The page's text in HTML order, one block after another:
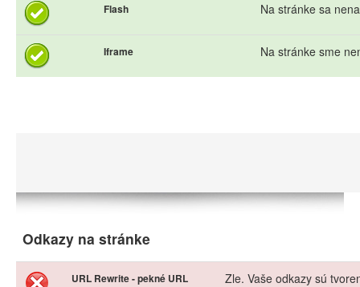
Flash Na stránke sa
Iframe Na stránke sme
Odkazy na stránke
URL Rewrite - pekné URL Zle. Vaše odkazy sú